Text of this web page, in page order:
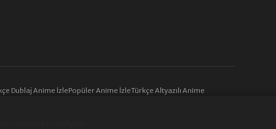
Dublaj Anime İzlePopüler Anime İzleTürkçe Altyazılı Anime